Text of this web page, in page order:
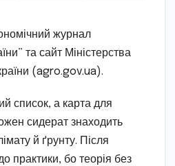
журнал
та сайт Міністерства
(agro.gov.ua).
список, а карта для
сидерат знаходить
й ґрунту. Після
практики, бо теорія без